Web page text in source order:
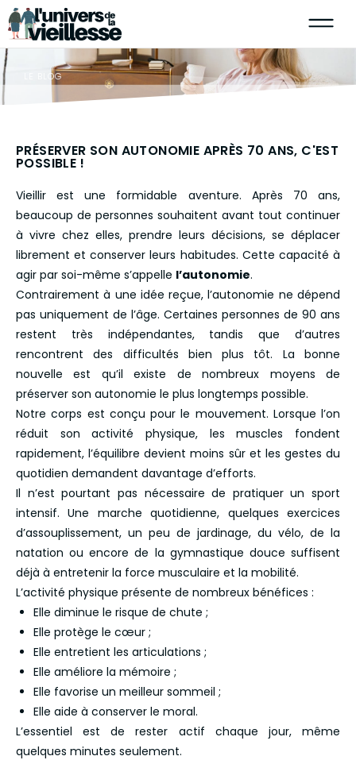
LE BLOG
PRÉSERVER SON AUTONOMIE APRÈS 70 ANS, C'EST
POSSIBLE !
Vieillir est une formidable aventure. Après 70 ans,
beaucoup de personnes souhaitent avant tout continuer
à vivre chez elles, prendre leurs décisions, se déplacer
librement et conserver leurs habitudes. Cette capacité à
agir par soi-même s’appelle l’autonomie.
Contrairement à une idée reçue, l’autonomie ne dépend
pas uniquement de l’âge. Certaines personnes de 90 ans
restent très indépendantes, tandis que d’autres
rencontrent des difficultés bien plus tôt. La bonne
nouvelle est qu’il existe de nombreux moyens de
préserver son autonomie le plus longtemps possible.
Notre corps est conçu pour le mouvement. Lorsque l’on
réduit son activité physique, les muscles fondent
rapidement, l’équilibre devient moins sûr et les gestes du
quotidien demandent davantage d’efforts.
Il n’est pourtant pas nécessaire de pratiquer un sport
intensif. Une marche quotidienne, quelques exercices
d’assouplissement, un peu de jardinage, du vélo, de la
natation ou encore de la gymnastique douce suffisent
déjà à entretenir la force musculaire et la mobilité.
L’activité physique présente de nombreux bénéfices :
Elle diminue le risque de chute ;
Elle protège le cœur ;
Elle entretient les articulations ;
Elle améliore la mémoire ;
Elle favorise un meilleur sommeil ;
Elle aide à conserver le moral.
L’essentiel est de rester actif chaque jour, même
quelques minutes seulement.